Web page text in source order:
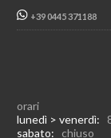
+39 0445 371188
orari
lunedì > venerdì:
sabato: chiuso